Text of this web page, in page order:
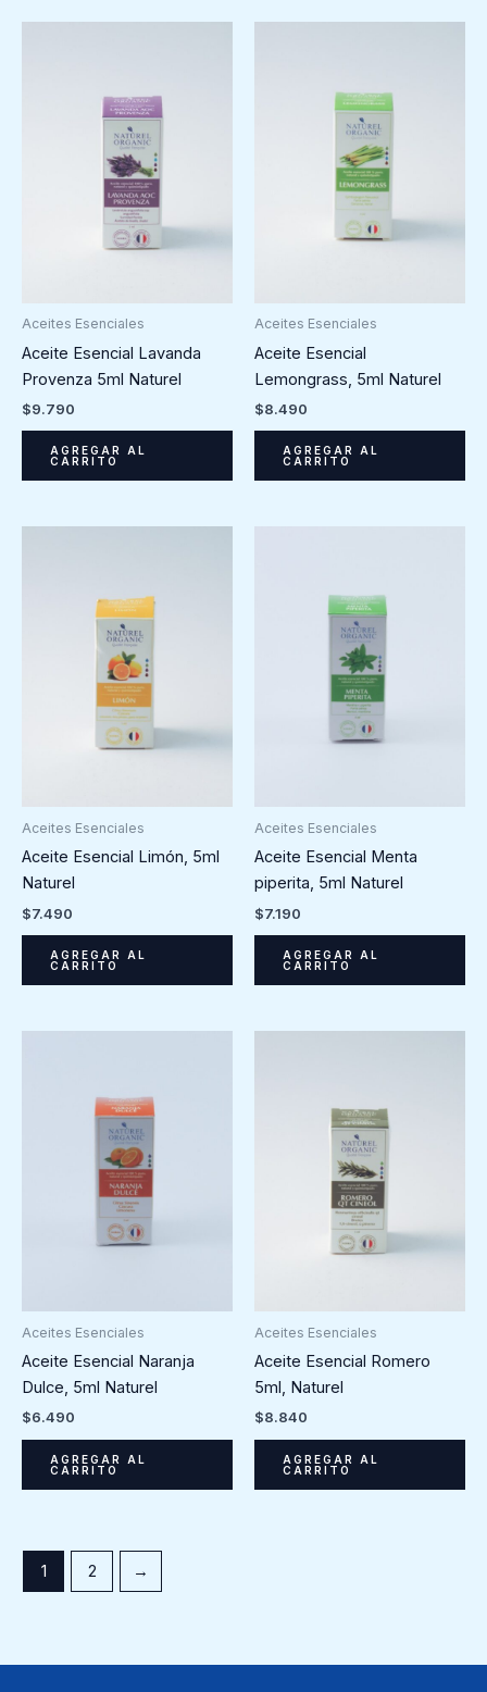
Aceites Esenciales
Aceite Esencial Lavanda
Provenza 5ml Naturel
$9.790
AGREGAR AL
CARRITO
Aceites Esenciales
Aceite Esencial
Lemongrass, 5ml Naturel
$8.490
AGREGAR AL
CARRITO
Aceites Esenciales
Aceite Esencial Limón, 5ml
Naturel
$7.490
AGREGAR AL
CARRITO
Aceites Esenciales
Aceite Esencial Menta
piperita, 5ml Naturel
$7.190
AGREGAR AL
CARRITO
Aceites Esenciales
Aceite Esencial Naranja
Dulce, 5ml Naturel
$6.490
AGREGAR AL
CARRITO
Aceites Esenciales
Aceite Esencial Romero
5ml, Naturel
$8.840
AGREGAR AL
CARRITO
1 2 →